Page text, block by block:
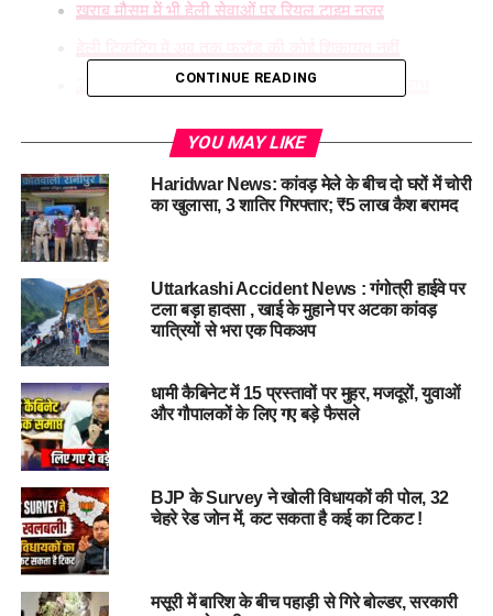
खराब मौसम में भी हेली सेवाओं पर रियल टाइम नजर
21 हजार से अधिक श्रद्धालुओं ने उठाया हेली सेवा का लाभ
आईसीसीसीसी सिस्टम से सुरक्षित और
सुगम बन रही चारधाम हेली यात्रा
आईसीसीसीसी में तैनात नागर विमानन महानिदेशालय (डीजीसीए), भारत
मौसम विज्ञान विभाग (आईएमडी) और यूकाडा की छह सदस्यीय टीम एयर
ट्रैफिक कंट्रोल (एटीसी) के साथ समन्वय स्थापित कर हेली संचालन को
सुरक्षित और व्यवस्थित बनाए रखने में जुटी है। केंद्र से हेली रूट, ट्रैकिंग
डिवाइस और प्रत्येक हेली ट्रिप एवं शटल सेवा की रियल टाइम मॉनिटरिंग
की जा रही है।
सभी हेली रूटों पर स्थापित पीटीजेड कैमरों के माध्यम से हेलीकॉप्टरों की
लैंडिंग और टेकऑफ पर लगातार नजर रखी जा रही है, जिससे किसी भी
आपात स्थिति में तत्काल कार्रवाई संभव हो सके। आईसीसीसीसी से पूरी
हेली यात्रा व्यवस्था को नियंत्रित और मॉनिटर किया जा रहा है।
खराब मौसम में भी हेली सेवाओं पर रियल
टाइम नजर
CONTINUE READING
YOU MAY LIKE
Haridwar News: कांवड़ मेले के बीच दो घरों में चोरी
का खुलासा, 3 शातिर गिरफ्तार; ₹5 लाख कैश बरामद
Uttarkashi Accident News : गंगोत्री हाईवे पर
टला बड़ा हादसा , खाई के मुहाने पर अटका कांवड़
यात्रियों से भरा एक पिकअप
धामी कैबिनेट में 15 प्रस्तावों पर मुहर, मजदूरों, युवाओं
और गौपालकों के लिए गए बड़े फैसले
BJP के Survey ने खोली विधायकों की पोल, 32
चेहरे रेड जोन में, कट सकता है कई का टिकट !
मसूरी में बारिश के बीच पहाड़ी से गिरे बोल्डर, सरकारी